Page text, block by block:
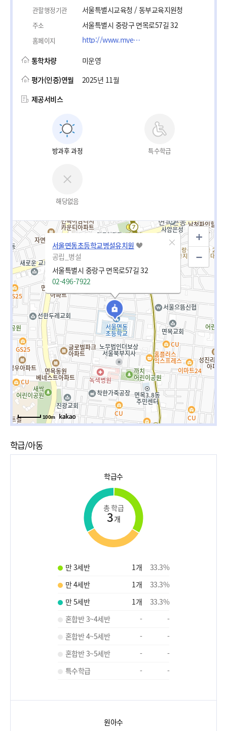
관할행정기관 서울특별시교육청 / 동부교육지원청
주소 서울특별시 중랑구 면목로57길 32
홈페이지 http://www.myeondong.es.kr
통학차량
미운영
평가(인증)연월
2025년 11월
제공서비스
방과후 과정 특수학급
해당없음
서울면동초등학교병설유치원
공립_병설
서울특별시 중랑구 면목로57길 32
02-496-7922
100m
학급/아동
학급수
총 학급
3개
만 3세반 1개 33.3%
만 4세반
1개 33.3%
만 5세반
1개 33.3%
혼합반 3~4세반
-
-
혼합반 4~5세반
-
-
혼합반 3~5세반
-
-
특수학급
- -
원아수